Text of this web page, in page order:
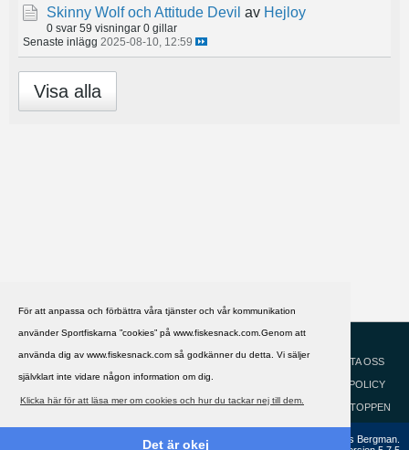
För att anpassa och förbättra våra tjänster och vår kommunikation
använder Sportfiskarna ”cookies” på www.fiskesnack.com.Genom att
använda dig av www.fiskesnack.com så godkänner du detta. Vi säljer
självklart inte vidare någon information om dig.
Klicka här för att läsa mer om cookies och hur du tackar nej till dem.
Det är okej
Skinny Wolf och Attitude Devil av Hejloy
0 svar 59 visningar 0 gillar
Senaste inlägg 2025-08-10, 12:59
Visa alla
HJÄLP
KONTAKTA OSS
COOKIEPOLICY
GÅ TILL TOPPEN
Copyright ©2002 - 2021, FiskeSnack.com. Grundad 2002 av Anders Bergman.